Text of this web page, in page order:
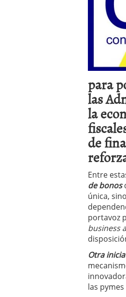
para
las
la
de
Entre
de bonos
única,
portavoz
business
Otra
las